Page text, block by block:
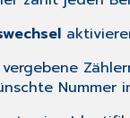
Nummer